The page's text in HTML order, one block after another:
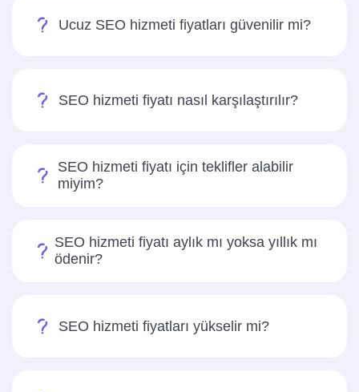
Ucuz SEO hizmeti fiyatları güvenilir mi?
SEO hizmeti fiyatı nasıl karşılaştırılır?
SEO hizmeti fiyatı için teklifler alabilir
miyim?
SEO hizmeti fiyatı aylık mı yoksa yıllık mı
ödenir?
SEO hizmeti fiyatları yükselir mi?